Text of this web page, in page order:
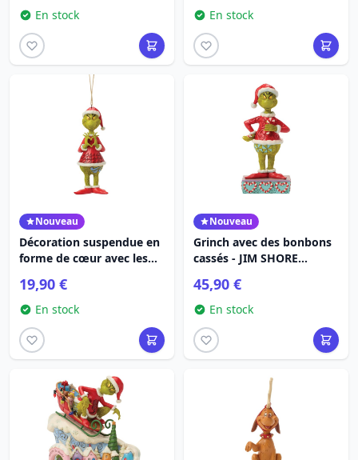
En stock En stock
Nouveau
Décoration suspendue en
forme de cœur avec les
SHORE GRINCH
19,90 €
En stock
Nouveau
Grinch avec des bonbons
cassés - JIM SHORE
45,90 €
En stock